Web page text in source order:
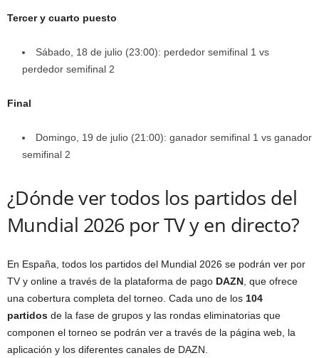
Tercer y cuarto puesto
Sábado, 18 de julio (23:00): perdedor semifinal 1 vs
perdedor semifinal 2
Final
Domingo, 19 de julio (21:00): ganador semifinal 1 vs ganador
semifinal 2
¿Dónde ver todos los partidos del
Mundial 2026 por TV y en directo?
En España, todos los partidos del Mundial 2026 se podrán ver por
TV y online a través de la plataforma de pago DAZN , que ofrece
una cobertura completa del torneo. Cada uno de los 104
partidos de la fase de grupos y las rondas eliminatorias que
componen el torneo se podrán ver a través de la página web, la
aplicación y los diferentes canales de DAZN.